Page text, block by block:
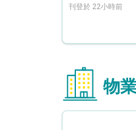
刊登於 22小時前
物